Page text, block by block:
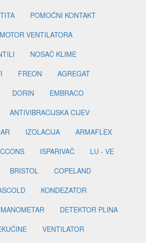
POMOĆNI KONTAKT
MOTOR VENTILATORA
NOSAČ KLIME
FREON
AGREGAT
DORIN
EMBRACO
ANTIVIBRACIJSKA CIJEV
IZOLACIJA
ARMAFLEX
ISPARIVAČ
LU - VE
BRISTOL
COPELAND
KONDEZATOR
MANOMETAR
DETEKTOR PLINA
VENTILATOR